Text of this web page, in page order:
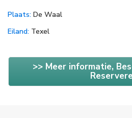
Plaats: De Waal
Eiland: Texel
>> Meer informatie,